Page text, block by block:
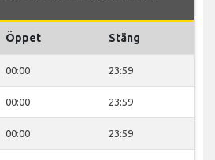
Öppet Stäng
00:00 23:59
00:00 23:59
00:00 23:59